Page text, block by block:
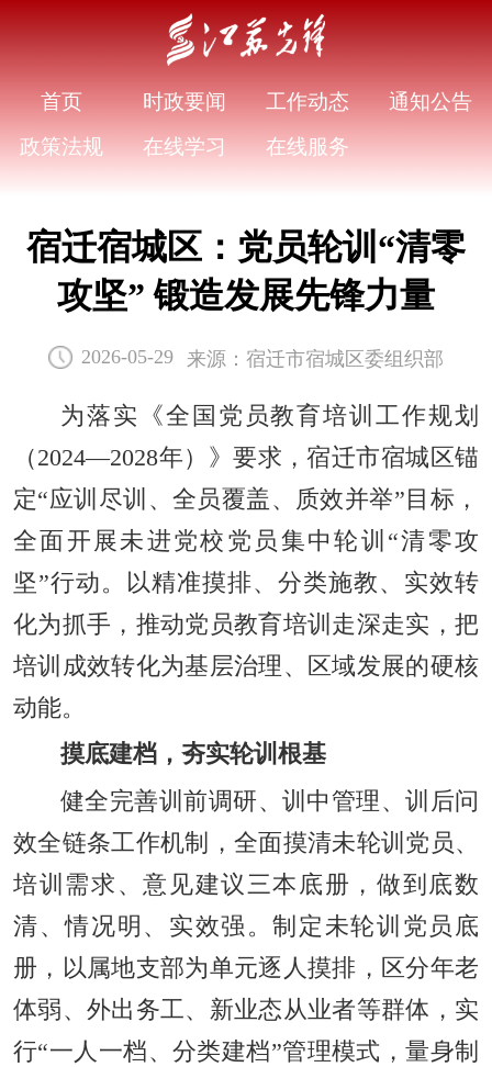
首页 时政要闻 工作动态
通知公告
政策法规
在线学习 在线服务
宿迁宿城区：党员轮训“清零
攻坚” 锻造发展先锋力量
2026-05-29 来源：宿迁市宿城区委组织部
为落实《全国党员教育培训工作规划
（2024—2028年）》要求，宿迁市宿城区锚
定“应训尽训、全员覆盖、质效并举” 目标，
全面开展未进党校党员集中轮训“清零攻
坚”行动。以精准摸排、分类施教、实效转
化为抓手，推动党员教育培训走深走实，把
培训成效转化为基层治理、区域发展的硬核
动能。
摸底建档，夯实轮训根基
健全完善训前调研、训中管理、训后问
效全链条工作机制，全面摸清未轮训党员、
培训需求、意见建议三本底册，做到底数
清、情况明、实效强。制定未轮训党员底
册，以属地支部为单元逐人摸排，区分年老
体弱、外出务工、新业态从业者等群体，实
行“一人一档、分类建档”管理模式，量身制